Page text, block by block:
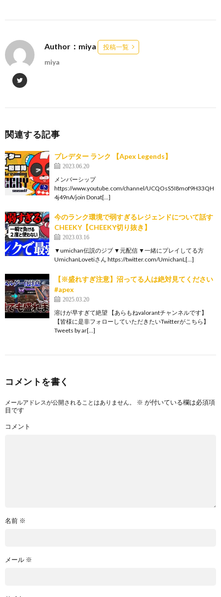
Author：miya 投稿一覧
miya
関連する記事
プレデター ランク 【Apex Legends】
2023.06.20
メンバーシップ
https://www.youtube.com/channel/UCQOsS5I8mof9H33QH
4j49nA/join Donat[…]
今のランク環境で弱すぎるレジェンドについて話す
CHEEKY【CHEEKY切り抜き】
2023.03.16
▼umichan伝説のジブ ▼元配信 ▼一緒にプレイしてる方
UmichanLovetiさん https://twitter.com/UmichanL[…]
【※盛れすぎ注意】沼ってる人は絶対見てください
#apex
2025.03.20
溶けが早すぎて絶望 【あらもねvalorantチャンネルです】
【皆様に是非フォローしていただきたいTwitterがこちら】
Tweets by ar[…]
コメントを書く
メールアドレスが公開されることはありません。 ※ が付いている欄は必須項
目です
コメント
名前 ※
メール ※